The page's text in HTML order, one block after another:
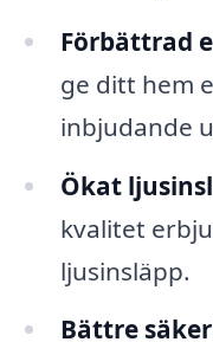
Förbättrad
ge ditt hem
inbjudande
Ökat
kvalitet
ljusinsläpp.
Bättre